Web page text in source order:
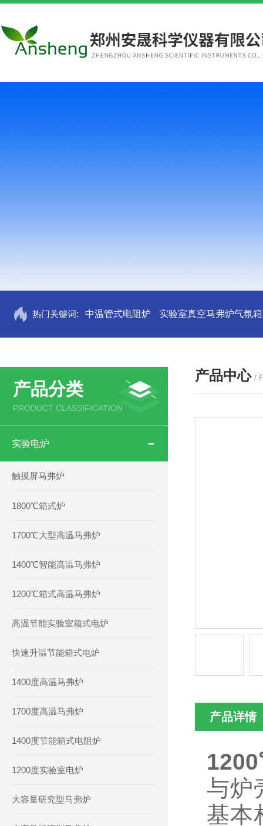
热门关键词: 中温管式电阻炉 实验室真空马弗炉气氛
产品分类
PRODUCT CLASSIFICATION
实验电炉
触摸屏马弗炉
1800℃箱式炉
1700℃大型高温马弗炉
1400℃智能高温马弗炉
1200℃箱式高温马弗炉
高温节能实验室箱式电炉
快速升温节能箱式电炉
1400度高温马弗炉
1700度高温马弗炉
1400度节能箱式电阻炉
1200度实验室电炉
大容量研究型马弗炉
产品中心 /
产品详情
与炉
基本